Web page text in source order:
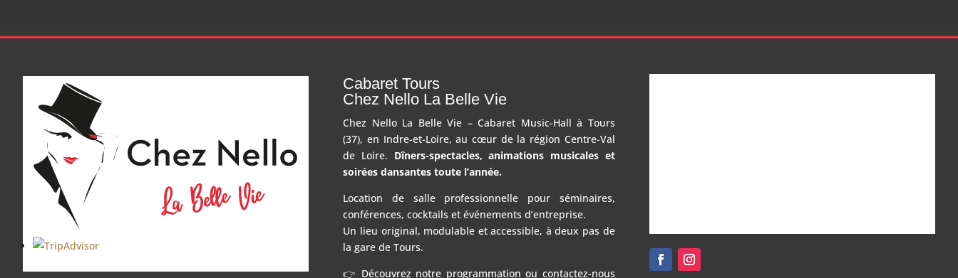
Cabaret Tours
Chez Nello La Belle Vie
Chez Nello La Belle Vie – Cabaret Music-Hall à Tours
(37), en Indre-et-Loire, au cœur de la région Centre-Val
de Loire. Dîners-spectacles, animations musicales et
soirées dansantes toute l’année.
Location de salle professionnelle pour séminaires,
conférences, cocktails et événements d’entreprise.
Un lieu original, modulable et accessible, à deux pas de
la gare de Tours.
👉 Découvrez notre programmation ou contactez-nous